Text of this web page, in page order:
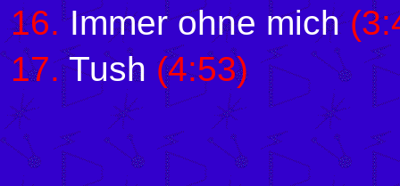
16.Immer ohne mich
17.Tush (4:53)